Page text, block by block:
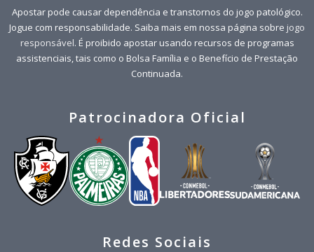
Apostar pode causar dependência e transtornos do jogo patológico.
Jogue com responsabilidade. Saiba mais em nossa página sobre jogo
responsável. É proibido apostar usando recursos de programas
assistenciais, tais como o Bolsa Família e o Benefício de Prestação
Continuada.
Patrocinadora Oficial
Redes Sociais